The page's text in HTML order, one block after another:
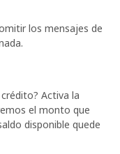
los mensajes de
Activa la
el monto que
disponible quede